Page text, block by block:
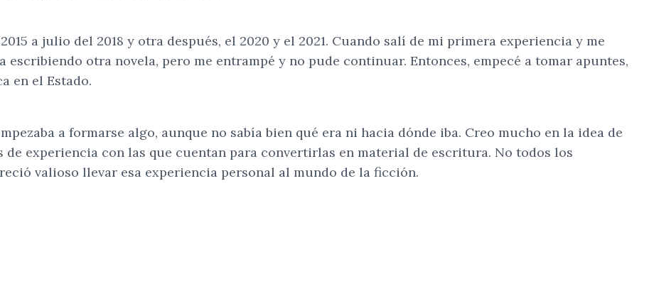
a julio del 2018 y otra después, el 2020 y el 2021. Cuando salí de mi primera experiencia y me
escribiendo otra novela, pero me entrampé y no pude continuar. Entonces, empecé a tomar apuntes,
en el Estado.
a formarse algo, aunque no sabía bien qué era ni hacia dónde iba. Creo mucho en la idea de
de experiencia con las que cuentan para convertirlas en material de escritura. No todos los
valioso llevar esa experiencia personal al mundo de la ficción.